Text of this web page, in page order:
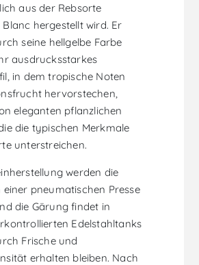
aus der Rebsorte
hergestellt wird. Er
seine hellgelbe Farbe
ausdrucksstarkes
in dem tropische Noten
hervorstechen,
eleganten pflanzlichen
die typischen Merkmale
unterstreichen.
werden die
einer pneumatischen Presse
die Gärung findet in
Edelstahltanks
Frische und
erhalten bleiben. Nach